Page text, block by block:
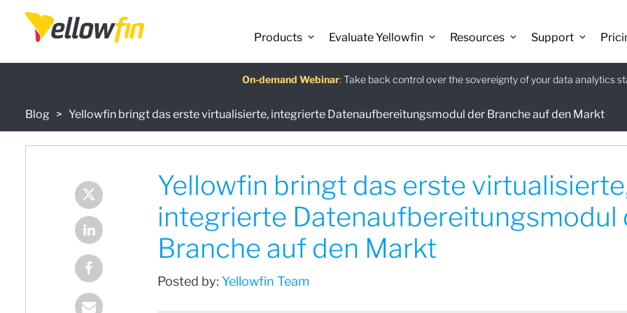
Products Evaluate Yellowfin Resources Support
On-demand Webinar: Take back control over the sovereignty of your data analytics
Latest releaseFree guide : Download
AI Chatbot Assistants:
Blog Yellowfin bringt das erste virtualisierte, integrierte Datenaufbereitungsmodul der Branche auf den Markt
Yellowfin bringt das erste
integrierte Datenaufbereitungsmodul
Branche auf den Markt
Posted by: Yellowfin Team